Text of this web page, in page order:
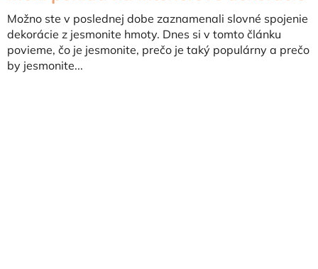
Možno ste v poslednej dobe zaznamenali slovné spojenie
dekorácie z jesmonite hmoty. Dnes si v tomto článku
povieme, čo je jesmonite, prečo je taký populárny a prečo
by jesmonite...